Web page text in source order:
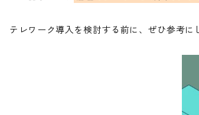
テレワーク導入を検討する前に、ぜひ参考に